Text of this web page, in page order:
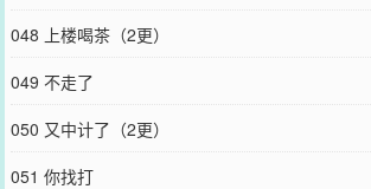
048 上楼喝茶（2更）
049 不走了
050 又中计了（2更）
051 你找打